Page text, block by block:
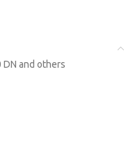
and others